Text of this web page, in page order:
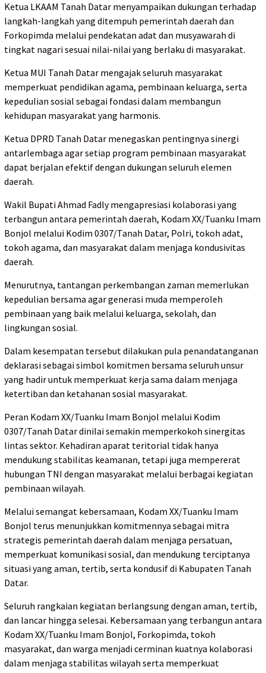
Ketua LKAAM Tanah Datar menyampaikan dukungan terhadap
langkah-langkah yang ditempuh pemerintah daerah dan
Forkopimda melalui pendekatan adat dan musyawarah di
tingkat nagari sesuai nilai-nilai yang berlaku di masyarakat.
Ketua MUI Tanah Datar mengajak seluruh masyarakat
memperkuat pendidikan agama, pembinaan keluarga, serta
kepedulian sosial sebagai fondasi dalam membangun
kehidupan masyarakat yang harmonis.
Ketua DPRD Tanah Datar menegaskan pentingnya sinergi
antarlembaga agar setiap program pembinaan masyarakat
dapat berjalan efektif dengan dukungan seluruh elemen
daerah.
Wakil Bupati Ahmad Fadly mengapresiasi kolaborasi yang
terbangun antara pemerintah daerah, Kodam XX/Tuanku Imam
Bonjol melalui Kodim 0307/Tanah Datar, Polri, tokoh adat,
tokoh agama, dan masyarakat dalam menjaga kondusivitas
daerah.
Menurutnya, tantangan perkembangan zaman memerlukan
kepedulian bersama agar generasi muda memperoleh
pembinaan yang baik melalui keluarga, sekolah, dan
lingkungan sosial.
Dalam kesempatan tersebut dilakukan pula penandatanganan
deklarasi sebagai simbol komitmen bersama seluruh unsur
yang hadir untuk memperkuat kerja sama dalam menjaga
ketertiban dan ketahanan sosial masyarakat.
Peran Kodam XX/Tuanku Imam Bonjol melalui Kodim
0307/Tanah Datar dinilai semakin memperkokoh sinergitas
lintas sektor. Kehadiran aparat teritorial tidak hanya
mendukung stabilitas keamanan, tetapi juga mempererat
hubungan TNI dengan masyarakat melalui berbagai kegiatan
pembinaan wilayah.
Melalui semangat kebersamaan, Kodam XX/Tuanku Imam
Bonjol terus menunjukkan komitmennya sebagai mitra
strategis pemerintah daerah dalam menjaga persatuan,
memperkuat komunikasi sosial, dan mendukung terciptanya
situasi yang aman, tertib, serta kondusif di Kabupaten Tanah
Datar.
Seluruh rangkaian kegiatan berlangsung dengan aman, tertib,
dan lancar hingga selesai. Kebersamaan yang terbangun antara
Kodam XX/Tuanku Imam Bonjol, Forkopimda, tokoh
masyarakat, dan warga menjadi cerminan kuatnya kolaborasi
dalam menjaga stabilitas wilayah serta memperkuat